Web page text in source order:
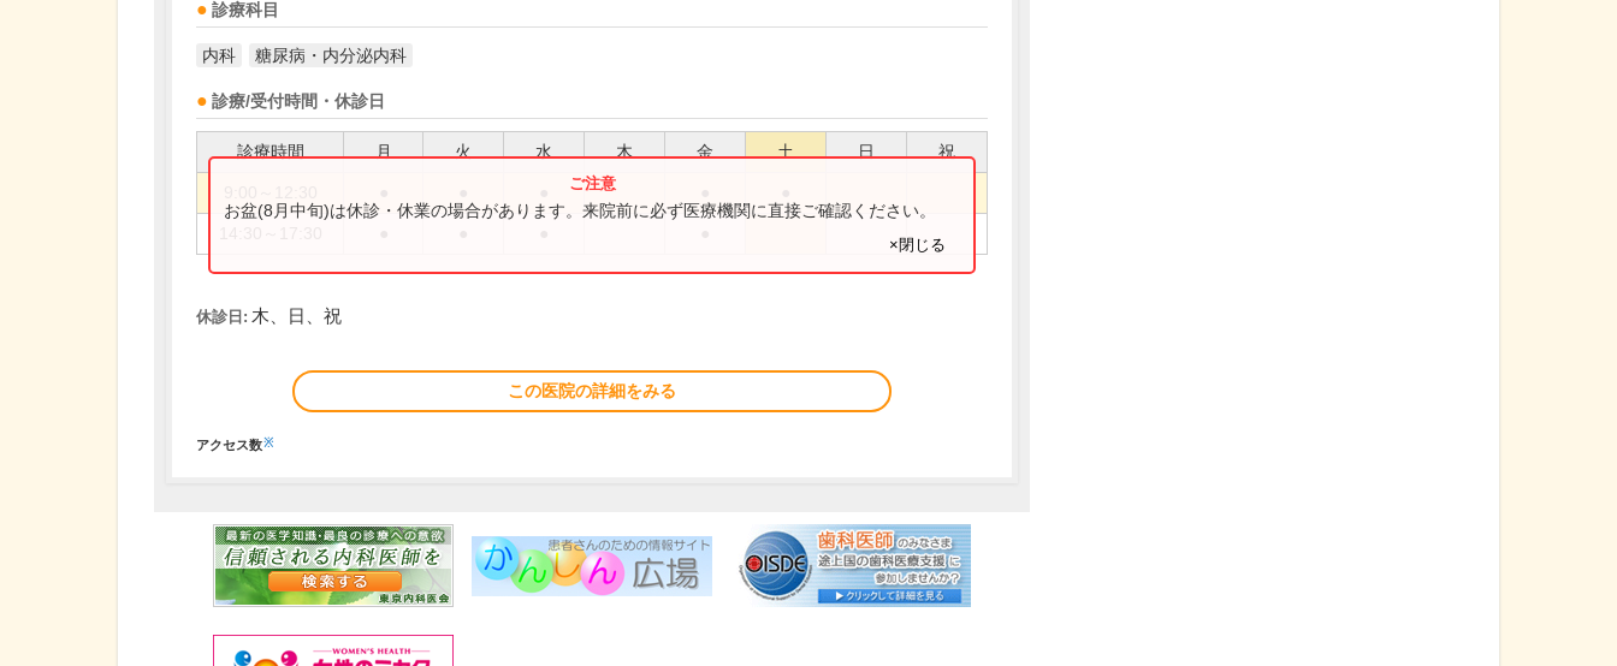
診療科目
内科 糖尿病・内分泌内科
診療/受付時間・休診日
診療時間 月 火 水 木 金 土 日 祝
お盆(8月中旬)は休診・休業の場合があります。来院前に必ず医療機関に直接ご確認ください。
×閉じる
休診日: 木、日、祝
この医院の詳細をみる
アクセス数※